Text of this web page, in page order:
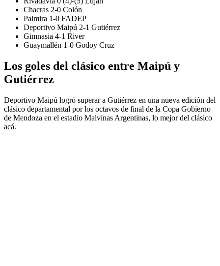
Chacras 2-0 Colón
Palmira 1-0 FADEP
Deportivo Maipú 2-1 Gutiérrez
Gimnasia 4-1 River
Guaymallén 1-0 Godoy Cruz
Los goles del clásico entre Maipú y
Gutiérrez
Deportivo Maipú logró superar a Gutiérrez en una nueva edición del
clásico departamental por los octavos de final de la Copa Gobierno
de Mendoza en el estadio Malvinas Argentinas, lo mejor del clásico
acá.